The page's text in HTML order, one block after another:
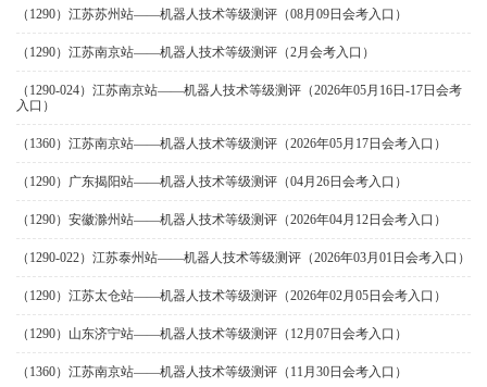
（1290）江苏苏州站——机器人技术等级测评（08月09日会考入口）
（1290）江苏南京站——机器人技术等级测评（2月会考入口）
（1290-024）江苏南京站——机器人技术等级测评（2026年05月16日-17日会考
入口）
（1360）江苏南京站——机器人技术等级测评（2026年05月17日会考入口）
（1290）广东揭阳站——机器人技术等级测评（04月26日会考入口）
（1290）安徽滁州站——机器人技术等级测评（2026年04月12日会考入口）
（1290-022）江苏泰州站——机器人技术等级测评（2026年03月01日会考入口）
（1290）江苏太仓站——机器人技术等级测评（2026年02月05日会考入口）
（1290）山东济宁站——机器人技术等级测评（12月07日会考入口）
（1360）江苏南京站——机器人技术等级测评（11月30日会考入口）